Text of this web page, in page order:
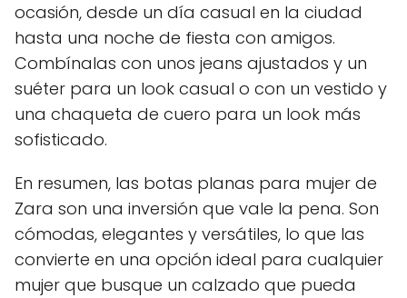
ocasión, desde un día casual en la ciudad
hasta una noche de fiesta con amigos.
Combínalas con unos jeans ajustados y un
suéter para un look casual o con un vestido y
una chaqueta de cuero para un look más
sofisticado.
En resumen, las botas planas para mujer de
Zara son una inversión que vale la pena. Son
cómodas, elegantes y versátiles, lo que las
convierte en una opción ideal para cualquier
mujer que busque un calzado que pueda